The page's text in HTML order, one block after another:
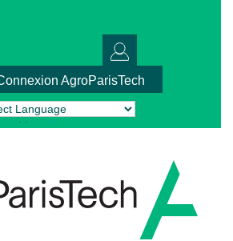
AgroParisTech
by Translate